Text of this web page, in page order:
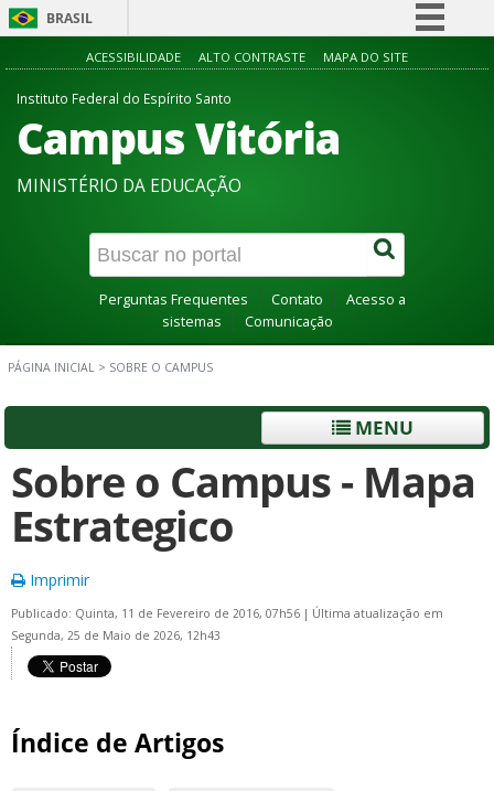
BRASIL
Simplifique!
Acesso à informação
Canais
ACESSIBILIDADE ALTO CONTRASTE MAPA DO SITE
Instituto Federal do Espírito Santo
Campus Vitória
MINISTÉRIO DA EDUCAÇÃO
Perguntas Frequentes Contato
Acesso a
sistemas
Comunicação
PÁGINA INICIAL > SOBRE O CAMPUS
MENU
Sobre o Campus - Mapa
Estrategico
Imprimir
Publicado: Quinta, 11 de Fevereiro de 2016, 07h56 | Última atualização em
Segunda, 25 de Maio de 2026, 12h43
Índice de Artigos